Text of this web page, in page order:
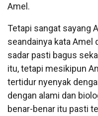
Amel.
Tetapi sangat sayang
seandainya kata Amel
sadar pasti bagus
itu, tetapi mesikipun
tertidur nyenyak
dengan alami dan
benar-benar itu pasti